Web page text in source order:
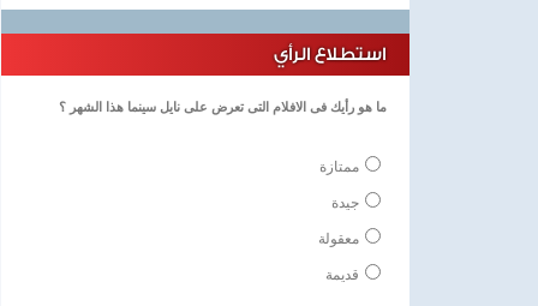
استطلاع الرأي
ما هو رأيك فى الافلام التى تعرض على نايل سينما هذا الشهر ؟
ممتازة
جيدة
معقولة
قديمة